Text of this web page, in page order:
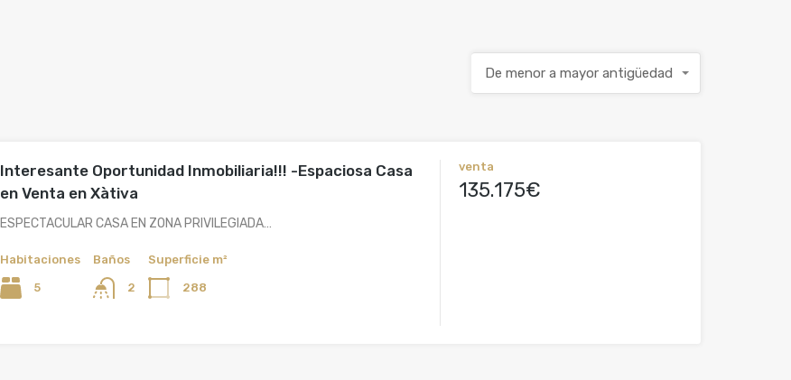
De menor a mayor antigüedad
Interesante Oportunidad Inmobiliaria!!! -Espaciosa Casa
en Venta en Xàtiva
ESPECTACULAR CASA EN ZONA PRIVILEGIADA…
Habitaciones
5
Baños
2
Superficie m²
288
venta
135.175€